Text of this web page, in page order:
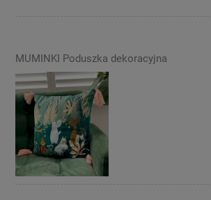
MUMINKI Poduszka dekoracyjna